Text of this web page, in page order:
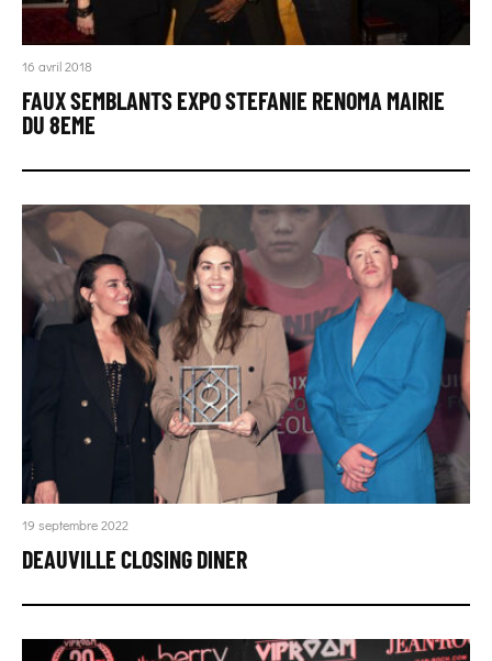
16 avril 2018
FAUX SEMBLANTS EXPO STEFANIE RENOMA MAIRIE
DU 8EME
19 septembre 2022
DEAUVILLE CLOSING DINER